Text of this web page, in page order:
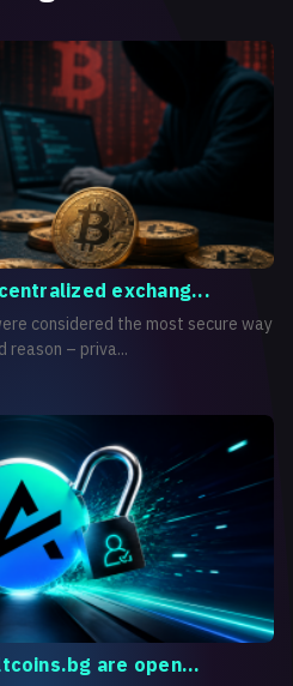
exchang...
considered the most secure way
reason – priva...
are open...